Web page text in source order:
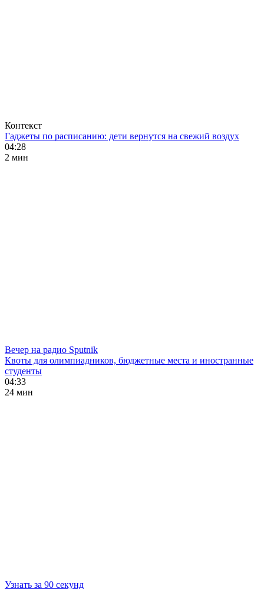
Контекст
Гаджеты по расписанию: дети вернутся на свежий воздух
04:28
2 мин
Вечер на радио Sputnik
Квоты для олимпиадников, бюджетные места и иностранные
студенты
04:33
24 мин
Узнать за 90 секунд